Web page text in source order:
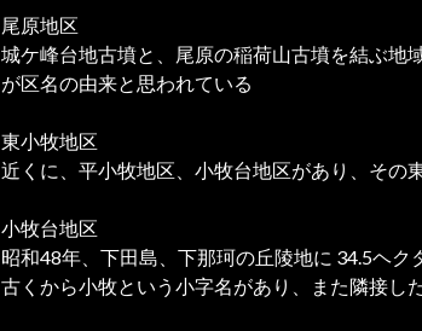
尾原地区
城ケ峰台地古墳と、尾原の稲荷山古墳を結ぶ地
が区名の由来と思われている
東小牧地区
近くに、平小牧地区、小牧台地区があり、その
小牧台地区
昭和48年、下田島、下那珂の丘陵地に 34.5ヘ
古くから小牧という小字名があり、また隣接し